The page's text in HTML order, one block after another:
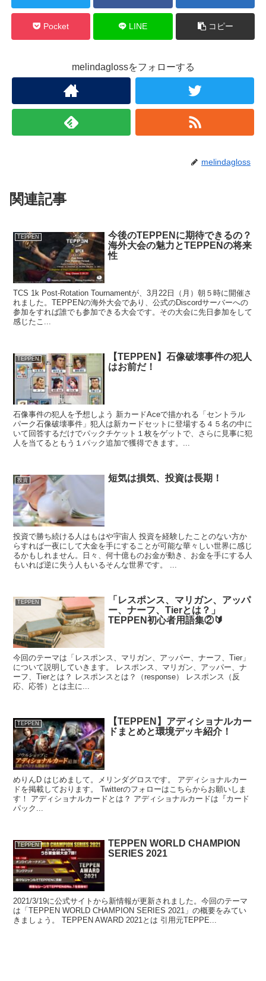
Pocket LINE コピー
melindaglossをフォローする
melindagloss
関連記事
TEPPEN
今後のTEPPENに期待できるの？
海外大会の魅力とTEPPENの将来
性
TCS 1k Post-Rotation Tournamentが、3月22日（月）朝５時に開催さ
れました。TEPPENの海外大会であり、公式のDiscordサーバーへの
参加をすれば誰でも参加できる大会です。その大会に先日参加をして
感じたこ...
TEPPEN
【TEPPEN】石像破壊事件の犯人
はお前だ！
石像事件の犯人を予想しよう 新カードAceで描かれる「セントラル
パーク石像破壊事件」犯人は新カードセットに登場する４５名の中に
いて回答するだけでパックチケット１枚をゲットで、さらに見事に犯
人を当てるともう１パック追加で獲得できます。...
投資 短気は損気、投資は長期！
投資で勝ち続ける人はもはや宇宙人 投資を経験したことのない方か
らすれば一夜にして大金を手にすることが可能な華々しい世界に感じ
るかもしれません。日々、何十億ものお金が動き、お金を手にする人
もいれば逆に失う人もいるそんな世界です。 ...
TEPPEN
「レスポンス、マリガン、アッパ
ー、ナーフ、Tierとは？」
TEPPEN初心者用語集②🔰
今回のテーマは「レスポンス、マリガン、アッパー、ナーフ、Tier」
について説明していきます。 レスポンス、マリガン、アッパー、ナ
ーフ、Tierとは？ レスポンスとは？（response） レスポンス（反
応、応答）とは主に...
TEPPEN
【TEPPEN】アディショナルカー
ドまとめと環境デッキ紹介！
めりんD はじめまして。メリンダグロスです。 アディショナルカー
ドを掲載しております。 Twitterのフォローはこちらからお願いしま
す！ アディショナルカードとは？ アディショナルカードは『カード
パック...
TEPPEN
TEPPEN WORLD CHAMPION
SERIES 2021
2021/3/19に公式サイトから新情報が更新されました。今回のテーマ
は「TEPPEN WORLD CHAMPION SERIES 2021」の概要をみてい
きましょう。 TEPPEN AWARD 2021とは 引用元TEPPE...